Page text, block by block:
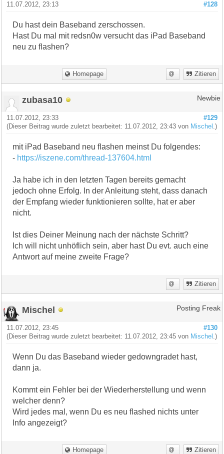
#128
11.07.2012, 23:13
Du hast dein Baseband zerschossen.
Hast Du mal mit redsn0w versucht das iPad Baseband
neu zu flashen?
Homepage Zitieren
zubasa10 Newbie
#129
11.07.2012, 23:33
(Dieser Beitrag wurde zuletzt bearbeitet: 11.07.2012, 23:43 von Mischel .)
mit iPad Baseband neu flashen meinst Du folgendes:
- https://iszene.com/thread-137604.html
Ja habe ich in den letzten Tagen bereits gemacht
jedoch ohne Erfolg. In der Anleitung steht, dass danach
der Empfang wieder funktionieren sollte, hat er aber
nicht.
Ist dies Deiner Meinung nach der nächste Schritt?
Ich will nicht unhöflich sein, aber hast Du evt. auch eine
Antwort auf meine zweite Frage?
Zitieren
Mischel Posting Freak
#130
11.07.2012, 23:45
(Dieser Beitrag wurde zuletzt bearbeitet: 11.07.2012, 23:45 von Mischel .)
Wenn Du das Baseband wieder gedowngradet hast,
dann ja.
Kommt ein Fehler bei der Wiederherstellung und wenn
welcher denn?
Wird jedes mal, wenn Du es neu flashed nichts unter
Info angezeigt?
Homepage Zitieren